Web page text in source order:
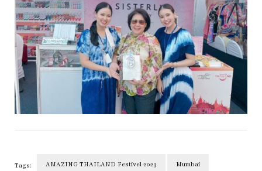
Tags: AMAZING THAILAND Festivel 2023 Mumbai